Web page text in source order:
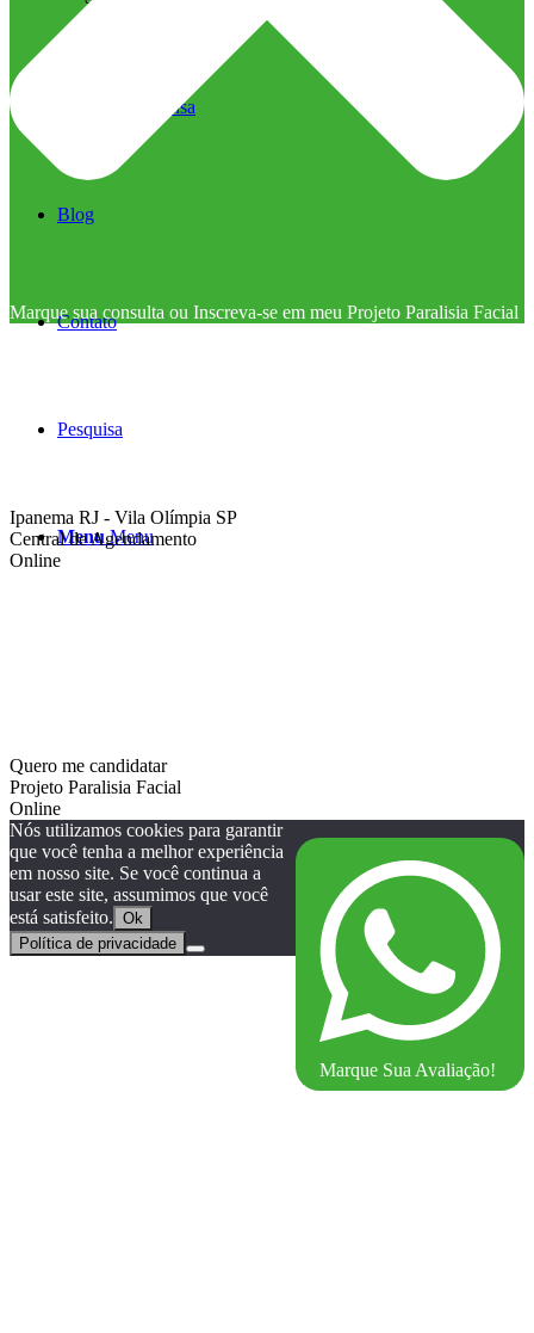
Imprensa
Blog
Contato
Pesquisa
Menu Menu
Marque sua consulta ou Inscreva-se em meu Projeto Paralisia Facial
Ipanema RJ - Vila Olímpia SP
Central de Agendamento
Online
Quero me candidatar
Projeto Paralisia Facial
Online
Marque Sua Avaliação!
Nós utilizamos cookies para garantir
que você tenha a melhor experiência
em nosso site. Se você continua a
usar este site, assumimos que você
está satisfeito. Ok
Política de privacidade